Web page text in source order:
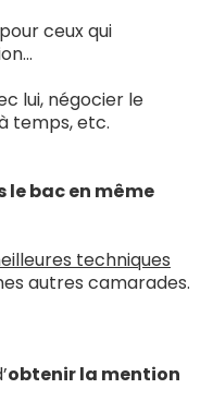
pour ceux qui
lui, négocier le
temps, etc.
le bac en même
techniques
autres camarades.
obtenir la mention